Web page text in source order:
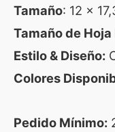
Tamaño: 12 x
Tamaño de
Estilo & Diseño:
Colores
Pedido Mínimo: